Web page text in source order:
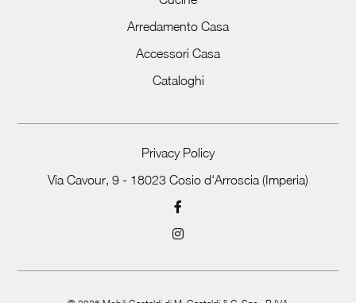
Arredamento Casa
Accessori Casa
Cataloghi
Privacy Policy
Via Cavour, 9 - 18023 Cosio d'Arroscia (Imperia)